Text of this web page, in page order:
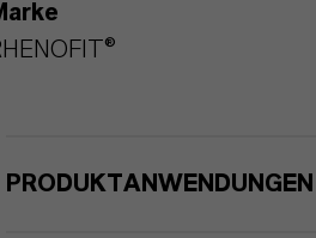
PRODUKTANWENDUNGEN